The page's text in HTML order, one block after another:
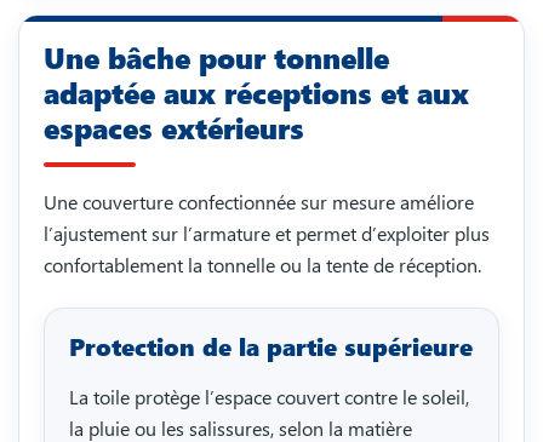
Une bâche pour tonnelle
adaptée aux réceptions et aux
espaces extérieurs
Une couverture confectionnée sur mesure améliore
l’ajustement sur l’armature et permet d’exploiter plus
confortablement la tonnelle ou la tente de réception.
Protection de la partie supérieure
La toile protège l’espace couvert contre le soleil,
la pluie ou les salissures, selon la matière